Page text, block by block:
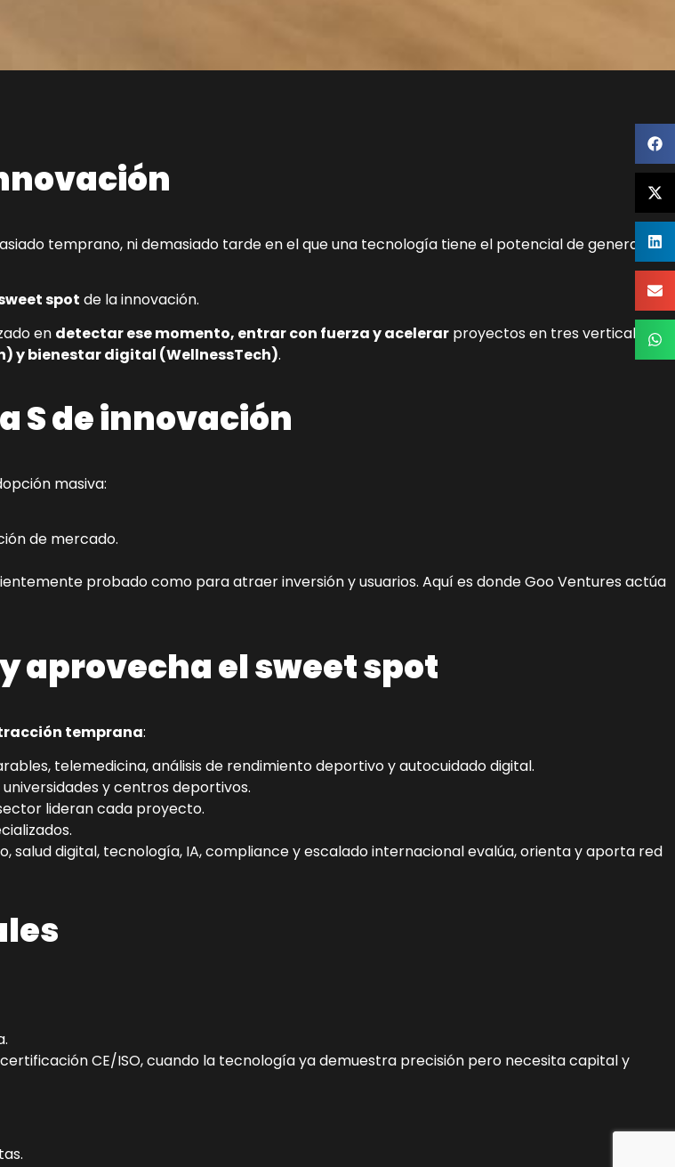
temprano, ni demasiado tarde en el que una tecnología tiene el potencial de generar un
spot de la innovación.
en detectar ese momento, entrar con fuerza y acelerar proyectos en tres verticales
y bienestar digital (WellnessTech).
S de innovación
masiva:
de mercado.
probado como para atraer inversión y usuarios. Aquí es donde Goo Ventures actúa
aprovecha el sweet spot
temprana:
telemedicina, análisis de rendimiento deportivo y autocuidado digital.
y centros deportivos.
lideran cada proyecto.
salud digital, tecnología, IA, compliance y escalado internacional evalúa, orienta y aporta red
CE/ISO, cuando la tecnología ya demuestra precisión pero necesita capital y